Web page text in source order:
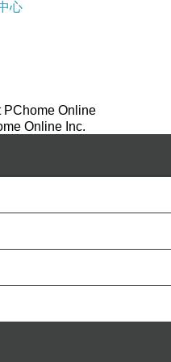
麼兌換/退2000到卡片
券回饋」，店員就
心
PChome Online
Online Inc.